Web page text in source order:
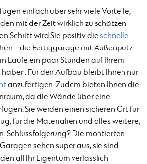
einfach über sehr viele Vorteile,
mit der Zeit wirklich zu schätzen
Schritt wird Sie positiv die schnelle
– die Fertiggarage mit Außenputz
Laufe ein paar Stunden auf Ihrem
Für den Aufbau bleibt Ihnen nur
anzufertigen. Zudem bieten Ihnen die
da die Wände über eine
Sie werden einen sicheren Ort für
für die Materialien und alles weitere,
Schlussfolgerung? Die montierten
sehen super aus, sie sind
all Ihr Eigentum verlässlich